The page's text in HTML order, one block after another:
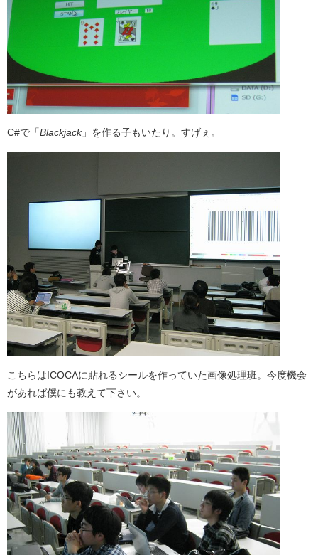
C#で「 Blackjack」を作る子もいたり。すげぇ。
こちらはICOCAに貼れるシールを作っていた画像処理班。今度機会
があれば僕にも教えて下さい。